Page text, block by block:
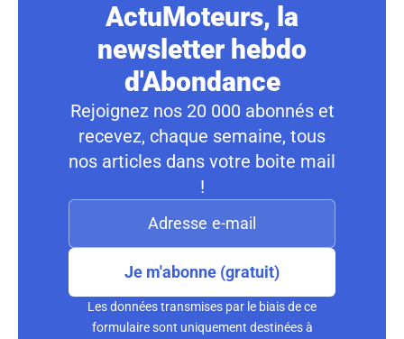
ActuMoteurs, la
newsletter hebdo
d'Abondance
Rejoignez nos 20 000 abonnés et
recevez, chaque semaine, tous
nos articles dans votre boite mail
!
Je m'abonne (gratuit)
Les données transmises par le biais de ce
formulaire sont uniquement destinées à